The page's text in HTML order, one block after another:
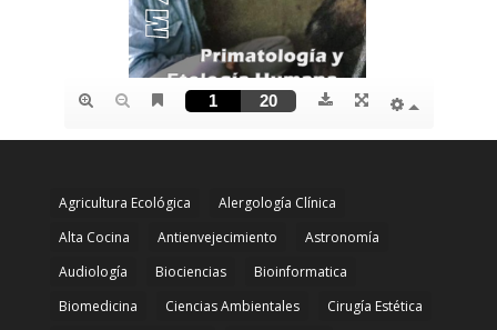
Agricultura Ecológica
Alergología Clínica
Alta Cocina
Antienvejecimiento
Astronomía
Audiología
Biociencias
Bioinformatica
Biomedicina
Ciencias Ambientales
Cirugía Estética